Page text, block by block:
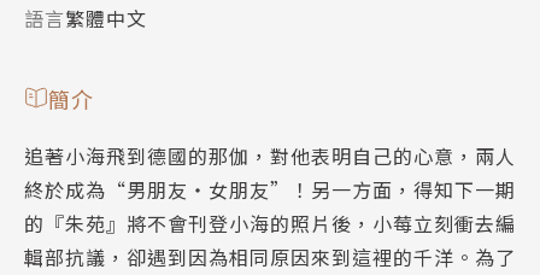
語言繁體中文
簡介
追著小海飛到德國的那伽，對他表明自己的心意，兩人
終於成為“男朋友‧女朋友”！另一方面，得知下一期
的『朱苑』將不會刊登小海的照片後，小莓立刻衝去編
輯部抗議，卻遇到因為相同原因來到這裡的千洋。為了